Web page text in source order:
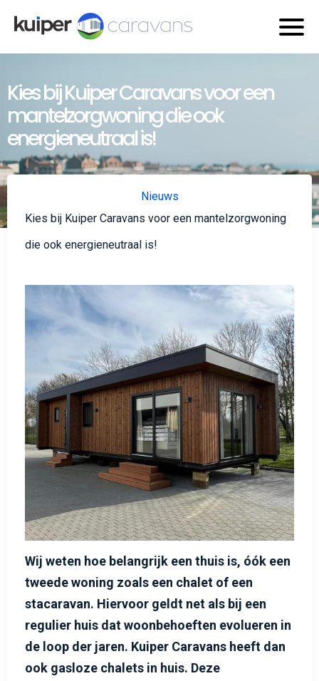
Kies bij Kuiper Caravans voor een
mantelzorgwoning die ook
energieneutraal is!
Nieuws
Kies bij Kuiper Caravans voor een mantelzorgwoning
die ook energieneutraal is!
Wij weten hoe belangrijk een thuis is, óók een
tweede woning zoals een chalet of een
stacaravan. Hiervoor geldt net als bij een
regulier huis dat woonbehoeften evolueren in
de loop der jaren. Kuiper Caravans heeft dan
ook gasloze chalets in huis. Deze